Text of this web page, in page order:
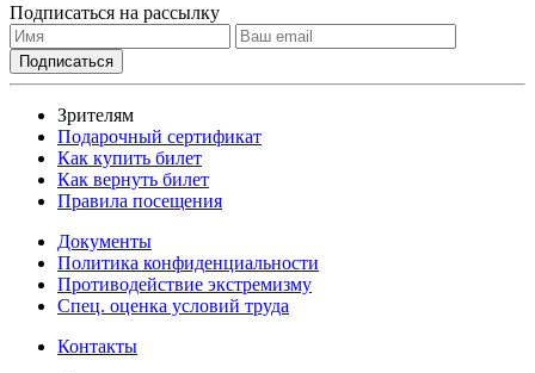
Подписаться на рассылку
Зрителям
Подарочный сертификат
Как купить билет
Как вернуть билет
Правила посещения
Документы
Политика конфиденциальности
Противодействие экстремизму
Спец. оценка условий труда
Контакты